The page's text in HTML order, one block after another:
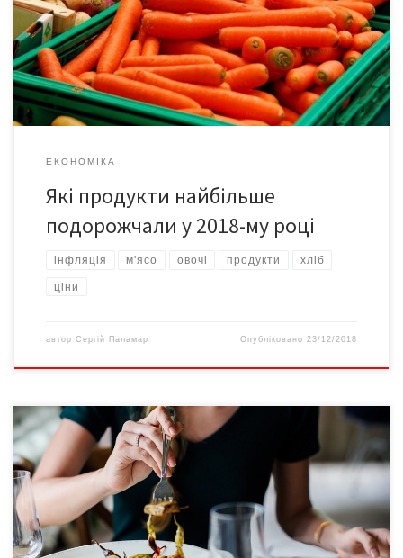
Південно-Африканської республіки. Бо ціни на вітчизняні овочі
борщового набору зашкалювали. Окремі подорожчали на 100
відсотків”, – розповів директор асоціації постачальників
торгівельних […]
ЕКОНОМІКА
Які продукти найбільше
подорожчали у 2018-му році
інфляція м'ясо овочі продукти хліб
ціни
автор Сергій Паламар Опубліковано23/12/2018
Вечеря – один з головних прийомів їжі. Саме тому значною
помилкою є пропускати її чи їсти на вечерю шкідливі продукти,
повідомляє ukrhealth. Звісно, вечеря має бути легшою, ніж
денні прийоми їжі. По-перше, слід пам’ятати про те, що
вечеря відіграє ключову роль у багатьох процессах, які